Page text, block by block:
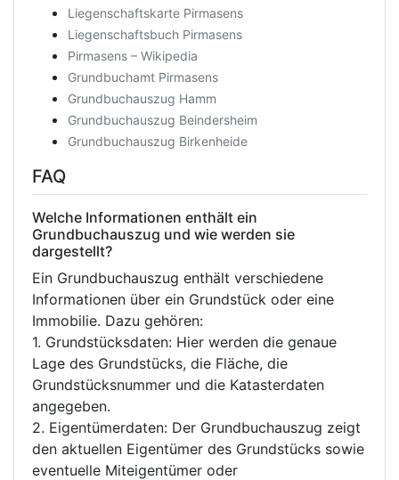
Liegenschaftskarte Pirmasens
Liegenschaftsbuch Pirmasens
Pirmasens – Wikipedia
Grundbuchamt Pirmasens
Grundbuchauszug Hamm
Grundbuchauszug Beindersheim
Grundbuchauszug Birkenheide
FAQ
Welche Informationen enthält ein
Grundbuchauszug und wie werden sie
dargestellt?
Ein Grundbuchauszug enthält verschiedene
Informationen über ein Grundstück oder eine
Immobilie. Dazu gehören:
1. Grundstücksdaten: Hier werden die genaue
Lage des Grundstücks, die Fläche, die
Grundstücksnummer und die Katasterdaten
angegeben.
2. Eigentümerdaten: Der Grundbuchauszug zeigt
den aktuellen Eigentümer des Grundstücks sowie
eventuelle Miteigentümer oder